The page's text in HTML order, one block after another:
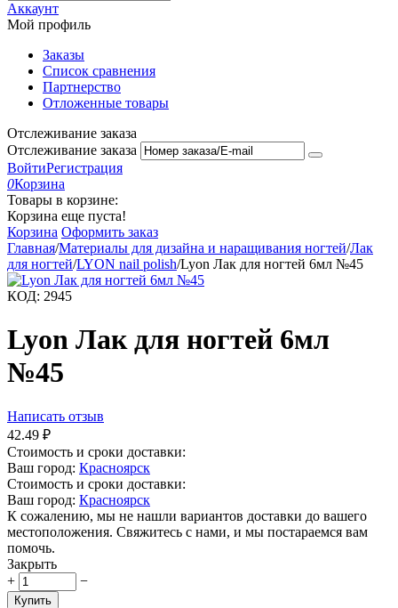
Аккаунт
Мой профиль
Заказы
Список сравнения
Партнерство
Отложенные товары
Отслеживание заказа
Отслеживание заказа
ВойтиРегистрация
0Корзина
Товары в корзине:
Корзина еще пуста!
Корзина Оформить заказ
Главная/Материалы для дизайна и наращивания ногтей/Лак
для ногтей/LYON nail polish/Lyon Лак для ногтей 6мл №45
КОД: 2945
Lyon Лак для ногтей 6мл
№45
Написать отзыв
42.49 ₽
Стоимость и сроки доставки:
Ваш город: Красноярск
Стоимость и сроки доставки:
Ваш город: Красноярск
К сожалению, мы не нашли вариантов доставки до вашего
местоположения. Свяжитесь с нами, и мы постараемся вам
помочь.
Закрыть
+
−
Купить